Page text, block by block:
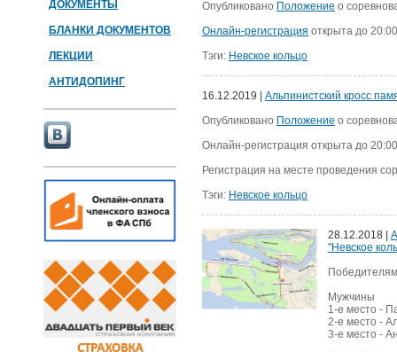
ДОКУМЕНТЫ
БЛАНКИ ДОКУМЕНТОВ
ЛЕКЦИИ
АНТИДОПИНГ
Опубликовано Положение о
Онлайн-регистрация открыта до
Тэги: Невское кольцо
16.12.2019 | Альпинистский кросс
Опубликовано Положение о
Онлайн-регистрация открыта до
Регистрация на месте проведения
Тэги: Невское кольцо
28.12.2018 |
"Невское
Мужчины
1-е место -
2-е место -
3-е место -